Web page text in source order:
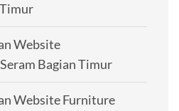
Website
Bagian Timur
Website Furniture